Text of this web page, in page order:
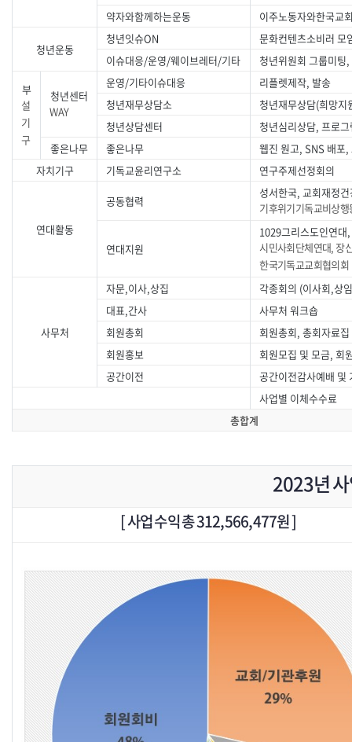
약자와함께하는운동
이주노동자와한국교
청년운동
청년잇슈ON
문화컨텐츠소비러 모
이슈대응/운영/웨이브레터/기타
청년위원회 그룹미팅
부
설
기
구
청년센터
WAY
운영/기타이슈대응
리플렛제작, 발송
청년재무상담소
청년재무상담(희망
청년상담센터
청년심리상담, 프로
좋은나무
좋은나무
웹진 원고, SNS 배포
자치기구
기독교윤리연구소 연구주제선정회의
연대활동
공동협력
성서한국, 교회재정
기후위기기독교비상
연대지원
1029그리스도인연
시민사회단체연대, 장
한국기독교교회협의회
사무처
자문,이사,상집
각종회의 (이사회,상
대표,간사
사무처 워크숍
회원총회
회원총회, 총회자료집
회원홍보
회원모집 및 모금, 회
공간이전
공간이전감사예배 및
사업별 이체수수료
총합계
2023년
[사업 수익 총 312,566,477원]